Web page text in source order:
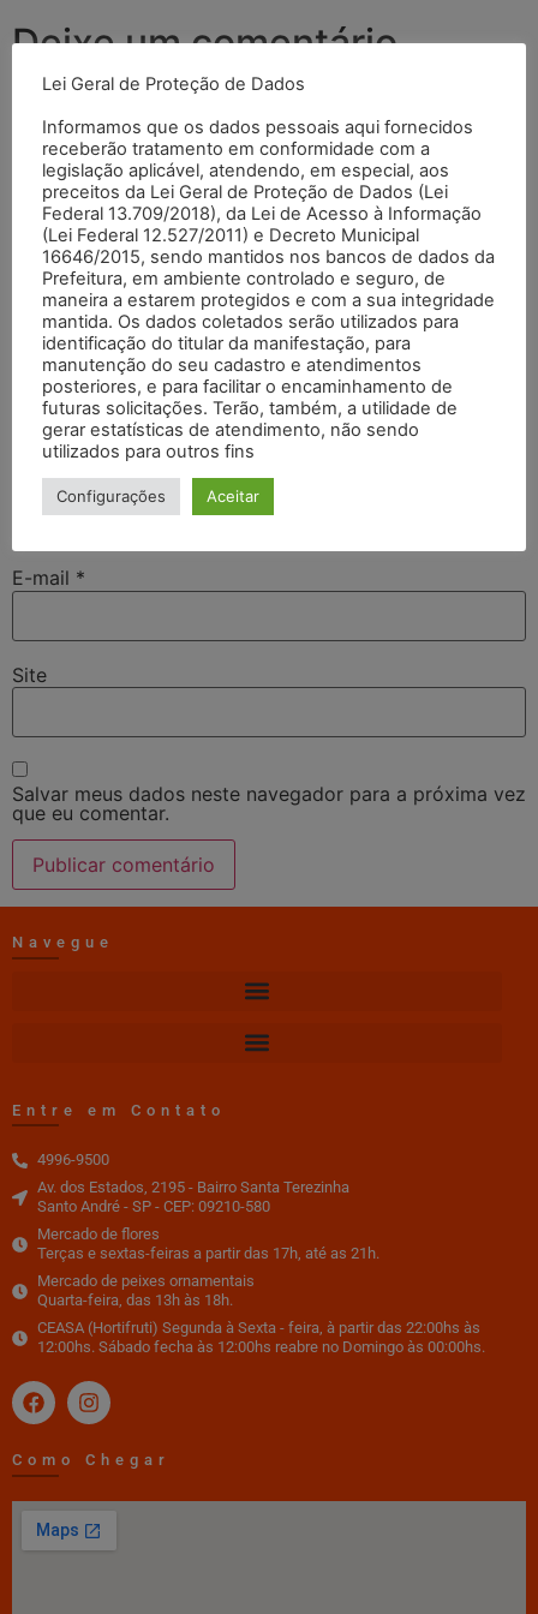
Deixe um comentário
O seu endereço de e-mail não será publicado.
obrigatórios são marcados com*
Comentário *
Nome*
E-mail *
Site
Salvar meus dados neste navegador para a próxima vez
que eu comentar.
Navegue
Entre em Contato
4996-9500
Av. dos Estados, 2195 - Bairro Santa Terezinha
Santo André - SP - CEP: 09210-580
Mercado de flores
Terças e sextas-feiras a partir das 17h, até as 21h.
Mercado de peixes ornamentais
Quarta-feira, das 13h às 18h.
CEASA (Hortifruti) Segunda à Sexta - feira, à partir das 22:00hs às
12:00hs. Sábado fecha às 12:00hs reabre no Domingo às 00:00hs.
Como Chegar
Lei Geral de Proteção de Dados
Informamos que os dados pessoais aqui fornecidos
receberão tratamento em conformidade com a
legislação aplicável, atendendo, em especial, aos
preceitos da Lei Geral de Proteção de Dados (Lei
Federal 13.709/2018), da Lei de Acesso à Informação
(Lei Federal 12.527/2011) e Decreto Municipal
16646/2015, sendo mantidos nos bancos de dados da
Prefeitura, em ambiente controlado e seguro, de
maneira a estarem protegidos e com a sua integridade
mantida. Os dados coletados serão utilizados para
identificação do titular da manifestação, para
manutenção do seu cadastro e atendimentos
posteriores, e para facilitar o encaminhamento de
futuras solicitações. Terão, também, a utilidade de
gerar estatísticas de atendimento, não sendo
utilizados para outros fins
Configurações Aceitar